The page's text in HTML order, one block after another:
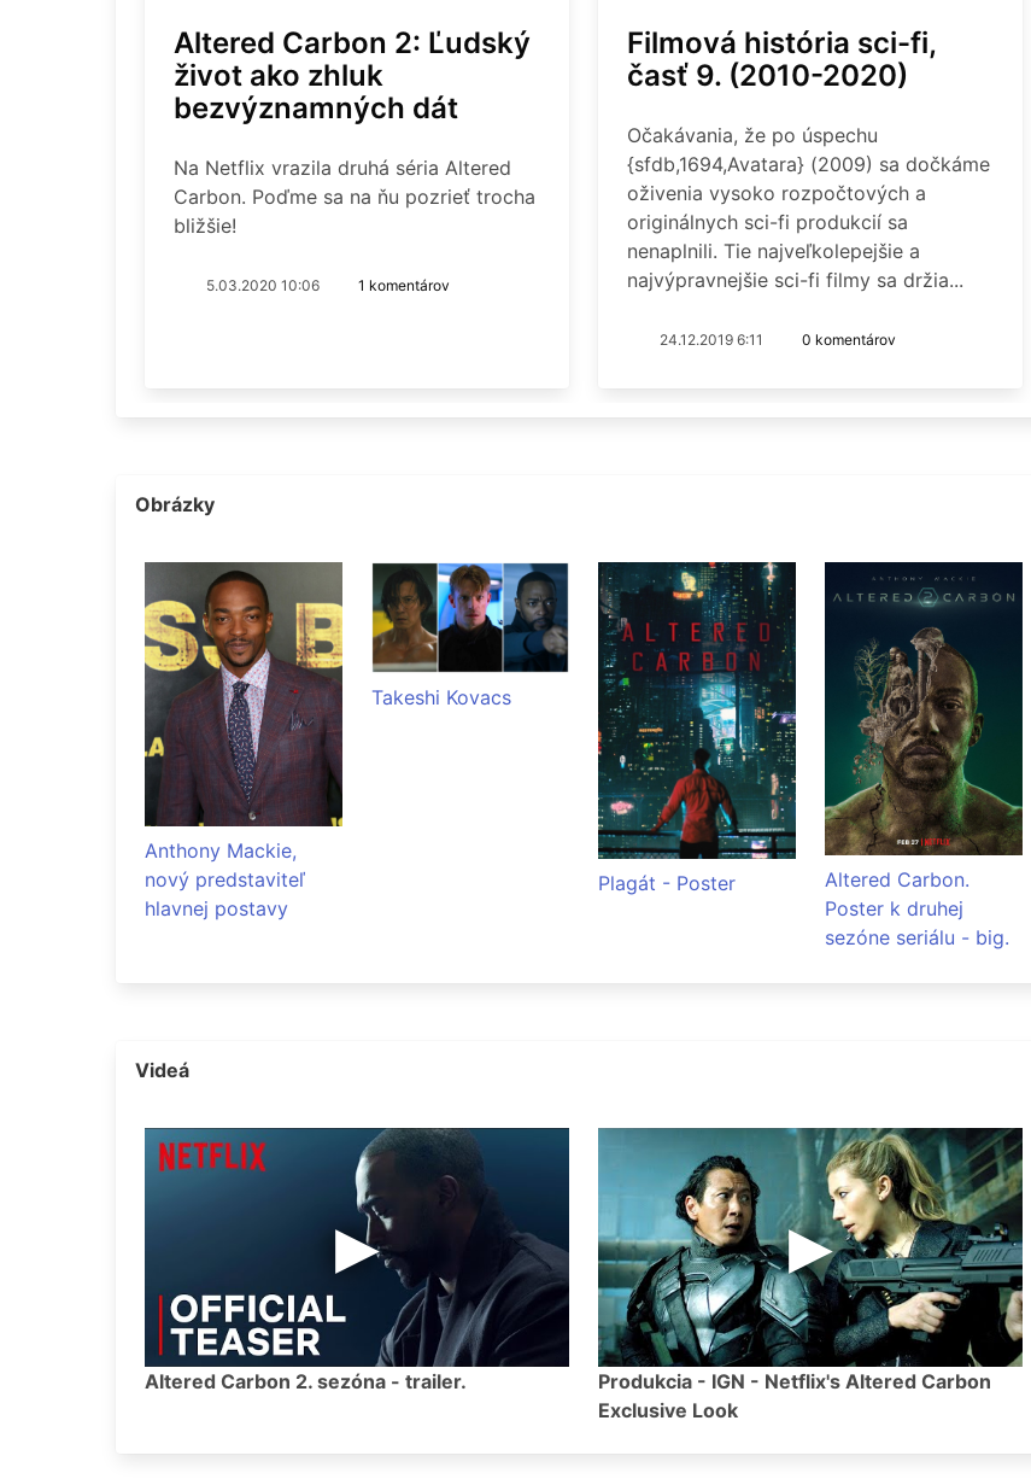
Altered Carbon 2: Ľudský
život ako zhluk
bezvýznamných dát
Na Netflix vrazila druhá séria Altered
Carbon. Poďme sa na ňu pozrieť trocha
bližšie!
5.03.2020 10:06 1 komentárov
Filmová história sci-fi,
časť 9. (2010-2020)
Očakávania, že po úspechu
{sfdb,1694,Avatara} (2009) sa dočkáme
oživenia vysoko rozpočtových a
originálnych sci-fi produkcií sa
nenaplnili. Tie najveľkolepejšie a
najvýpravnejšie sci-fi filmy sa držia...
24.12.2019 6:11 0 komentárov
Obrázky
Anthony Mackie,
nový predstaviteľ
hlavnej postavy
Takeshi Kovacs
Plagát - Poster
Altered Carbon.
Poster k druhej
sezóne seriálu - big.
Videá
Altered Carbon 2. sezóna - trailer.
Produkcia - IGN - Netflix's Altered Carbon
Exclusive Look